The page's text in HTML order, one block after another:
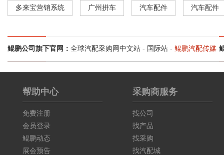
多来宝营销系统 广州拼车 汽车配件 汽车配件
鲲鹏公司旗下官网： 全球汽配采购网中文站 - 国际站 - 鲲鹏汽配传媒
帮助中心
免费注册
会员登录
鲲鹏动态
展会预告
采购商服务
找公司
找产品
找采购
找汽配城